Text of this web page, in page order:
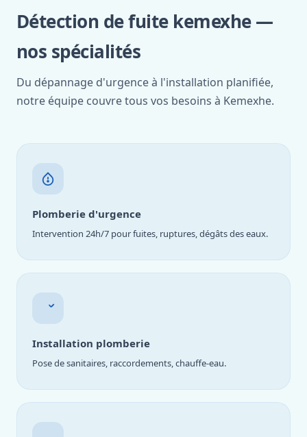
Détection de fuite kemexhe —
nos spécialités
Du dépannage d'urgence à l'installation planifiée,
notre équipe couvre tous vos besoins à Kemexhe.
Plomberie d'urgence
Intervention 24h/7 pour fuites, ruptures, dégâts des eaux.
Installation plomberie
Pose de sanitaires, raccordements, chauffe-eau.